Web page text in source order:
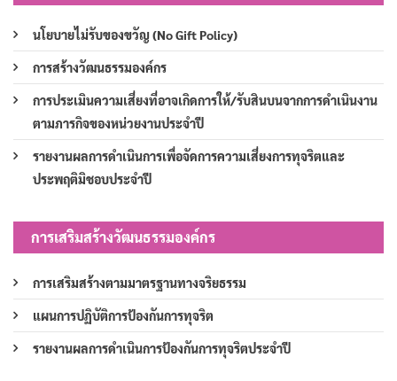
นโยบายไม่รับของขวัญ (No Gift Policy)
การสร้างวัฒนธรรมองค์กร
การประเมินความเสี่ยงที่อาจเกิดการให้/รับสินบนจากการดำเนินงาน
ตามภารกิจของหน่วยงานประจำปี
รายงานผลการดำเนินการเพื่อจัดการความเสี่ยงการทุจริตและ
ประพฤติมิชอบประจำปี
การเสริมสร้างวัฒนธรรมองค์กร
การเสริมสร้างตามมาตรฐานทางจริยธรรม
แผนการปฏิบัติการป้องกันการทุจริต
รายงานผลการดำเนินการป้องกันการทุจริตประจำปี